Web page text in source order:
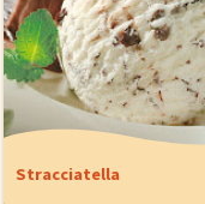
Stracciatella